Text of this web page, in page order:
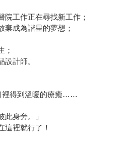
工作正在尋找新工作；
棄成為諧星的夢想；
；
計師。
裡得到溫暖的療癒……
此身旁。」
這裡就行了！